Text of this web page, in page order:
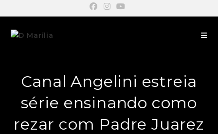
Canal Angelini estreia
série ensinando como
rezar com Padre Juarez